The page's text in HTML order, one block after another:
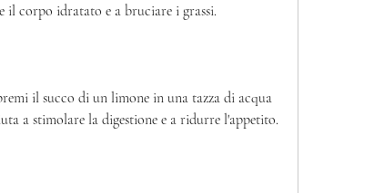
il corpo idratato e a bruciare i grassi.
il succo di un limone in una tazza di acqua
a stimolare la digestione e a ridurre l'appetito.